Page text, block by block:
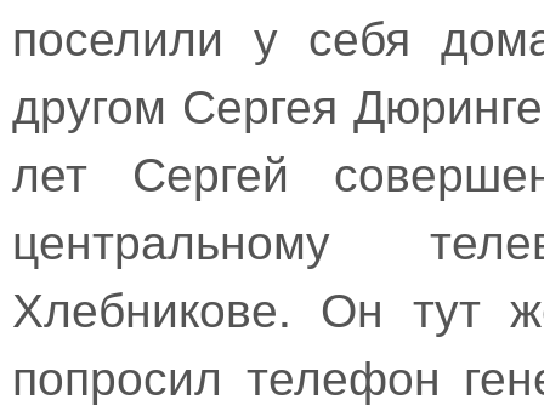
поселили у себя
другом Сергея
лет Сергей
центральному
Хлебникове. Он тут
попросил телефон